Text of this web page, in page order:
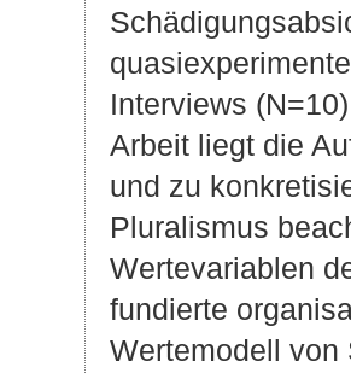
Interviews
Arbeit liegt die
und zu
Pluralismus
Wertevariablen
fundierte
Wertemodell von